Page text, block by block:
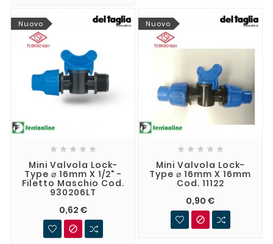
Nuovo
    
Mini Valvola Lock-
Type ⌀ 16mm X 1/2" -
Filetto Maschio Cod.
930206LT
0,62 €

Nuovo
    
Mini Valvola Lock-
Type ⌀ 16mm X 16mm
Cod. 11122
0,90 €
